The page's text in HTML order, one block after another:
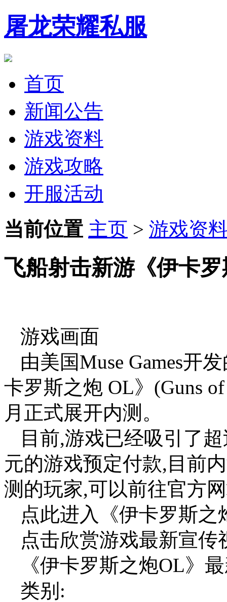
屠龙荣耀私服
首页
新闻公告
游戏资料
游戏攻略
开服活动
当前位置 主页 > 游戏资
飞船射击新游《伊卡
游戏画面
由美国Muse Games开
卡罗斯之炮 OL》(Guns
月正式展开内测。
目前,游戏已经吸引了
元的游戏预定付款,目前
测的玩家,可以前往官方
点此进入《伊卡罗斯之
点击欣赏游戏最新宣传
《伊卡罗斯之炮OL》
类别: